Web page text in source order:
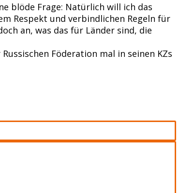
blöde Frage: Natürlich will ich das
Respekt und verbindlichen Regeln für
an, was das für Länder sind, die
Föderation mal in seinen KZs